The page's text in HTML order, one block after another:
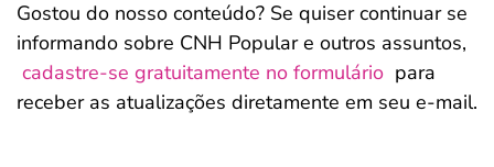
Gostou do nosso conteúdo? Se quiser continuar se
informando sobre CNH Popular e outros assuntos,
cadastre-se gratuitamente no formulário para
receber as atualizações diretamente em seu e-mail.